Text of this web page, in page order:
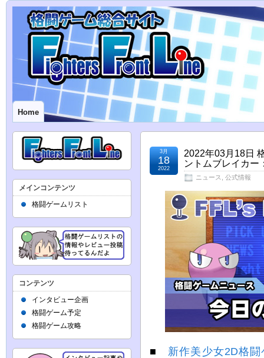
Home
2022年03月18日
ントムブレイカー
ニュース 公式情報
3月
18
2022
■ 新作美少女2D格
メインコンテンツ
格闘ゲームリスト
コンテンツ
インタビュー企画
格闘ゲーム予定
格闘ゲーム攻略